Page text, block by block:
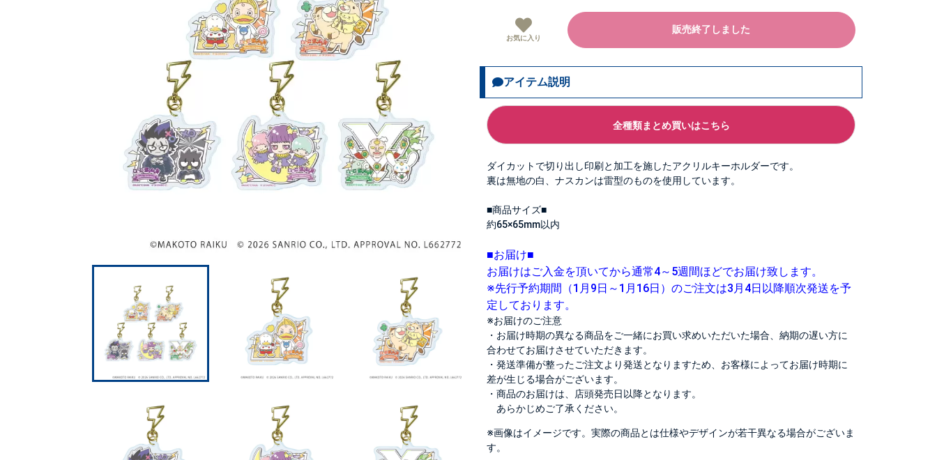
お気に入り
販売終了しました
アイテム説明
全種類まとめ買いはこちら
ダイカットで切り出し印刷と加工を施したアクリルキーホルダーです。
裏は無地の白、ナスカンは雷型のものを使用しています。
■商品サイズ■
約65×65mm以内
■お届け■
お届けはご入金を頂いてから通常4～5週間ほどでお届け致します。
※先行予約期間（1月9日～1月16日）のご注文は3月4日以降順次発送を予
定しております。
※お届けのご注意
・お届け時期の異なる商品をご一緒にお買い求めいただいた場合、納期の遅い方に
合わせてお届けさせていただきます。
・発送準備が整ったご注文より発送となりますため、お客様によってお届け時期に
差が生じる場合がございます。
・商品のお届けは、店頭発売日以降となります。
あらかじめご了承ください。
※画像はイメージです。実際の商品とは仕様やデザインが若干異なる場合がございま
す。